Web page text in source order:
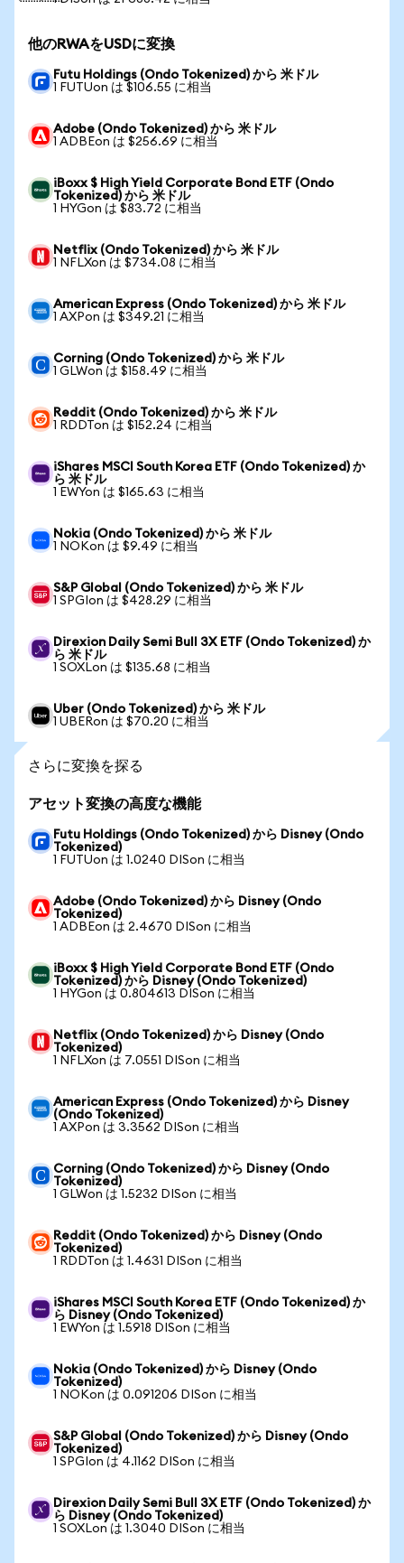
他のRWAをUSDに変換
Futu Holdings (Ondo Tokenized) から 米ドル
1 FUTUon は $106.55 に相当
Adobe (Ondo Tokenized) から 米ドル
1 ADBEon は $256.69 に相当
iBoxx $ High Yield Corporate Bond ETF (Ondo
Tokenized) から 米ドル
1 HYGon は $83.72 に相当
Netflix (Ondo Tokenized) から 米ドル
1 NFLXon は $734.08 に相当
American Express (Ondo Tokenized) から 米ドル
1 AXPon は $349.21 に相当
Corning (Ondo Tokenized) から 米ドル
1 GLWon は $158.49 に相当
Reddit (Ondo Tokenized) から 米ドル
1 RDDTon は $152.24 に相当
iShares MSCI South Korea ETF (Ondo Tokenized) か
ら 米ドル
1 EWYon は $165.63 に相当
Nokia (Ondo Tokenized) から 米ドル
1 NOKon は $9.49 に相当
S&P Global (Ondo Tokenized) から 米ドル
1 SPGIon は $428.29 に相当
Direxion Daily Semi Bull 3X ETF (Ondo Tokenized) か
ら 米ドル
1 SOXLon は $135.68 に相当
Uber (Ondo Tokenized) から 米ドル
1 UBERon は $70.20 に相当
さらに変換を探る
アセット変換の高度な機能
Futu Holdings (Ondo Tokenized) から Disney (Ondo
Tokenized)
1 FUTUon は 1.0240 DISon に相当
Adobe (Ondo Tokenized) から Disney (Ondo
Tokenized)
1 ADBEon は 2.4670 DISon に相当
iBoxx $ High Yield Corporate Bond ETF (Ondo
Tokenized) から Disney (Ondo Tokenized)
1 HYGon は 0.804613 DISon に相当
Netflix (Ondo Tokenized) から Disney (Ondo
Tokenized)
1 NFLXon は 7.0551 DISon に相当
American Express (Ondo Tokenized) から Disney
(Ondo Tokenized)
1 AXPon は 3.3562 DISon に相当
Corning (Ondo Tokenized) から Disney (Ondo
Tokenized)
1 GLWon は 1.5232 DISon に相当
Reddit (Ondo Tokenized) から Disney (Ondo
Tokenized)
1 RDDTon は 1.4631 DISon に相当
iShares MSCI South Korea ETF (Ondo Tokenized) か
ら Disney (Ondo Tokenized)
1 EWYon は 1.5918 DISon に相当
Nokia (Ondo Tokenized) から Disney (Ondo
Tokenized)
1 NOKon は 0.091206 DISon に相当
S&P Global (Ondo Tokenized) から Disney (Ondo
Tokenized)
1 SPGIon は 4.1162 DISon に相当
Direxion Daily Semi Bull 3X ETF (Ondo Tokenized) か
ら Disney (Ondo Tokenized)
1 SOXLon は 1.3040 DISon に相当